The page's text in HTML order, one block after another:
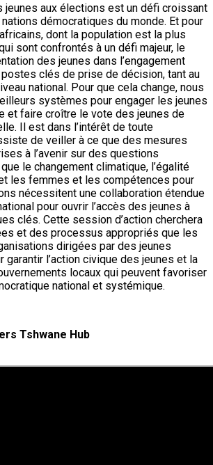
jeunes aux élections est un défi croissant
démocratiques du monde. Et pour
dont la population est la plus
sont confrontés à un défi majeur, le
des jeunes dans l’engagement
clés de prise de décision, tant au
national. Pour que cela change, nous
systèmes pour engager les jeunes
et faire croître le vote des jeunes de
Il est dans l’intérêt de toute
de veiller à ce que des mesures
à l’avenir sur des questions
le changement climatique, l’égalité
les femmes et les compétences pour
nécessitent une collaboration étendue
pour ouvrir l’accès des jeunes à
clés. Cette session d’action cherchera
et des processus appropriés que les
dirigées par des jeunes
garantir l’action civique des jeunes et la
locaux qui peuvent favoriser
national et systémique.
Tshwane Hub